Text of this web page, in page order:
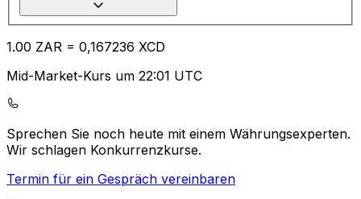
1.00 ZAR = 0,167236 XCD
Mid-Market-Kurs um 22:01 UTC
Sprechen Sie noch heute mit einem Währungsexperten.
Wir schlagen Konkurrenzkurse.
Termin für ein Gespräch vereinbaren